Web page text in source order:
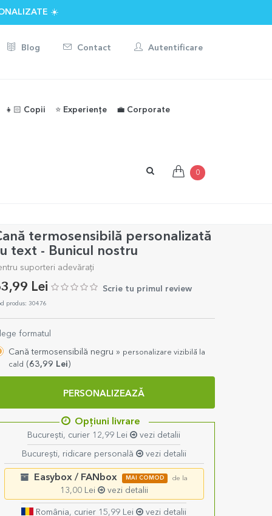
☀️
Blog Contact Autentificare
👧🏻 Copii ⭐️ Experiențe 💼 Corporate
0
termosensibilă personalizată
text - Bunicul nostru
suporteri adevărați
Lei Scrie tu primul review
produs: 30476
formatul
Cană termosensibilă negru » personalizare vizibilă la
cald ( 63,99 Lei )
PERSONALIZEAZĂ
Opțiuni livrare
București, curier 12,99 Lei vezi detalii
București, ridicare personală vezi detalii
Easybox / FANbox MAI COMOD de la
13,00 Lei vezi detalii
România, curier 15,99 Lei vezi detalii